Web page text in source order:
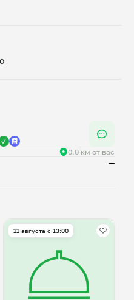
0.0 км от вас
—
11 августа с 13:00